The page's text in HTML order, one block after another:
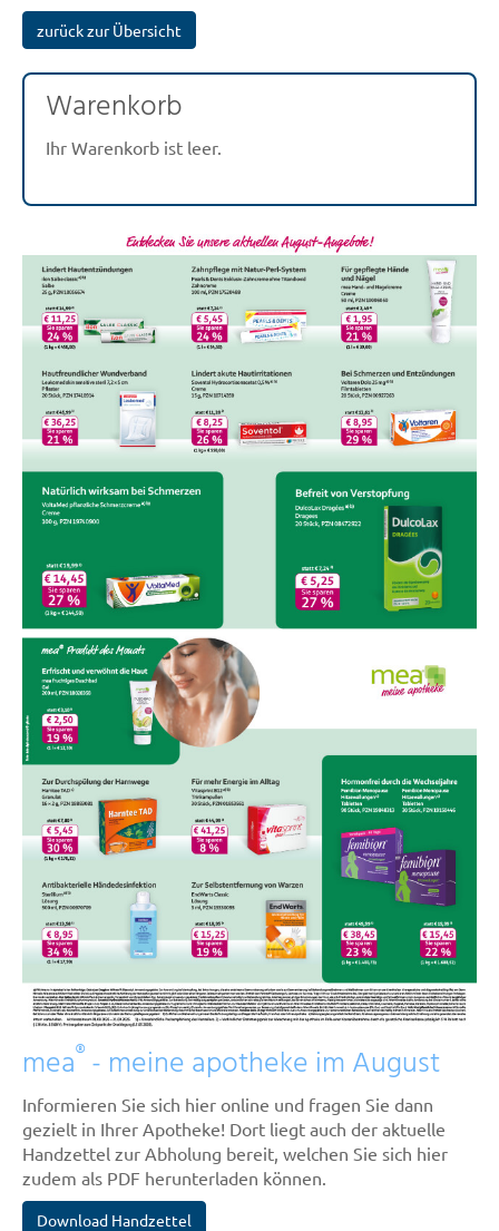
zurück zur Übersicht
Warenkorb
Ihr Warenkorb ist leer.
mea® - meine apotheke im August
Informieren Sie sich hier online und fragen Sie dann
gezielt in Ihrer Apotheke! Dort liegt auch der aktuelle
Handzettel zur Abholung bereit, welchen Sie sich hier
zudem als PDF herunterladen können.
Download Handzettel